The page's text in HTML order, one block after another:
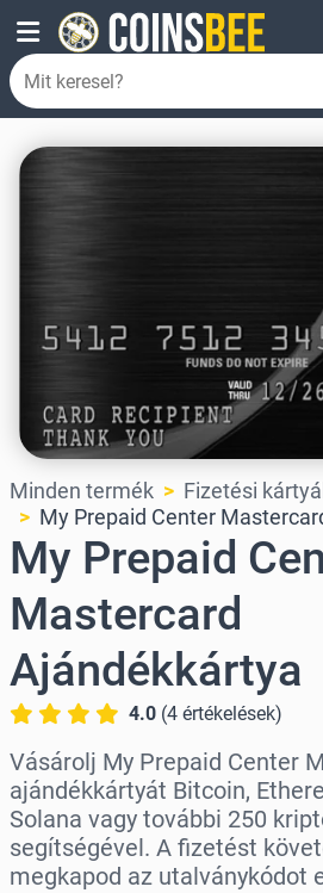
Minden termék
Fizetési
My Prepaid Center
My Prepaid
Mastercard
Ajándékkártya
4.0 (4 értékelések)
Vásárolj My Prepaid Center
ajándékkártyát Bitcoin,
Solana vagy további 250
segítségével. A fizetést
megkapod az utalványkódot